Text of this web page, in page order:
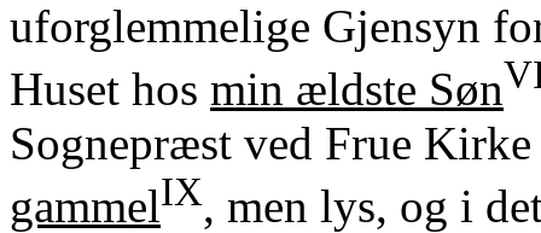
uforglemmelige Gjensyn
Huset hos min ældste Søn
Sognepræst ved Frue
gammelIX, men lys, og i